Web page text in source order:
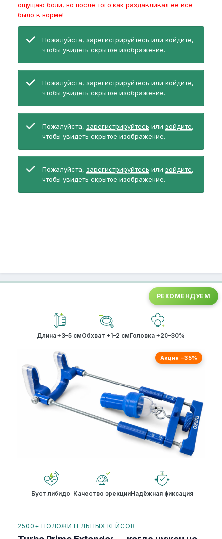
ощущаю боли, но после того как раздавливал её все
было в норме!
Пожалуйста, зарегистрируйтесь или войдите,
чтобы увидеть скрытое изображение.
Пожалуйста, зарегистрируйтесь или войдите,
чтобы увидеть скрытое изображение.
Пожалуйста, зарегистрируйтесь или войдите,
чтобы увидеть скрытое изображение.
Пожалуйста, зарегистрируйтесь или войдите,
чтобы увидеть скрытое изображение.
РЕКОМЕНДУЕМ
Длина +3–5 смОбхват +1–2 смГоловка +20–30%
Акция −35%
Буст либидо Качество эрекцииНадёжная фиксация
2500+ ПОЛОЖИТЕЛЬНЫХ КЕЙСОВ